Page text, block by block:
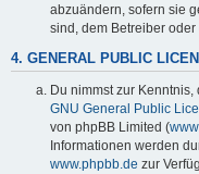
abzuändern, sofern sie
sind, dem Betreiber
4. GENERAL PUBLIC
Du nimmst zur
GNU General Public
von phpBB Limited (
Informationen werden
www.phpbb.de zur